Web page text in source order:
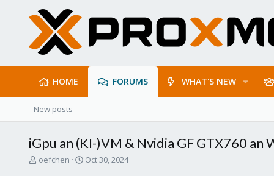
HOME FORUMS WHAT'S NEW
New posts
iGpu an (KI-)VM & Nvidia GF GTX760 an
T
oefchen
S
Oct 30, 2024